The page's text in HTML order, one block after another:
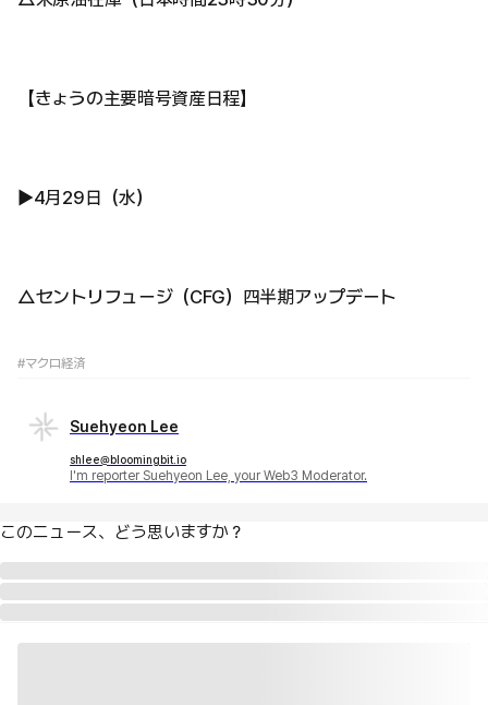
【きょうの主要暗号資産日程】
▶4月29日（水）
△セントリフュージ（CFG）四半期アップデート
#マクロ経済
Suehyeon Lee
shlee@bloomingbit.io
I'm reporter Suehyeon Lee, your Web3 Moderator.
このニュース、どう思いますか？